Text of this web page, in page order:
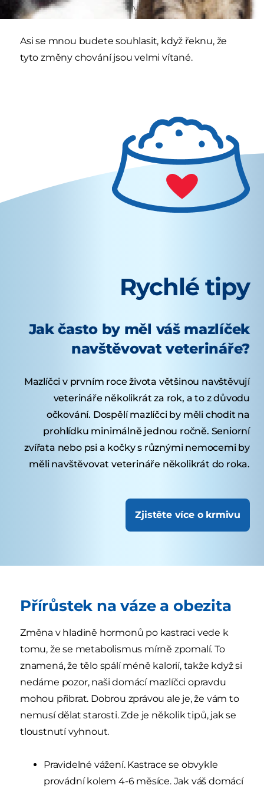
vašem domě nebo v domě někoho jiného.
Asi se mnou budete souhlasit, když řeknu, že
tyto změny chování jsou velmi vítané.
Rychlé tipy
Jak často by měl váš mazlíček
navštěvovat veterináře?
Mazlíčci v prvním roce života většinou navštěvují
veterináře několikrát za rok, a to z důvodu
očkování. Dospělí mazlíčci by měli chodit na
prohlídku minimálně jednou ročně. Seniorní
zvířata nebo psi a kočky s různými nemocemi by
měli navštěvovat veterináře několikrát do roka.
Zjistěte více o krmivu
Přírůstek na váze a obezita
Změna v hladině hormonů po kastraci vede k
tomu, že se metabolismus mírně zpomalí. To
znamená, že tělo spálí méně kalorií, takže když si
nedáme pozor, naši domácí mazlíčci opravdu
mohou přibrat. Dobrou zprávou ale je, že vám to
nemusí dělat starosti. Zde je několik tipů, jak se
tloustnutí vyhnout.
Pravidelné vážení. Kastrace se obvykle
provádní kolem 4-6 měsíce. Jak váš domácí